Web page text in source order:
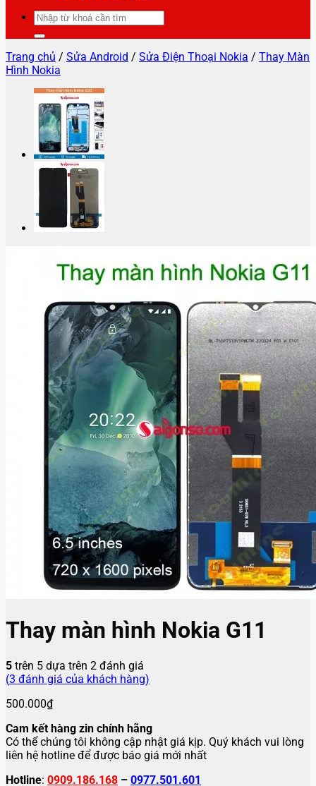
Tìm
kiếm:
Trang chủ / Sửa Android / Sửa Điện Thoại Nokia / Thay Màn
Hình Nokia
Thay màn hình Nokia G11
5 trên 5 dựa trên 2 đánh giá
(3 đánh giá của khách hàng)
500.000₫
Cam kết hàng zin chính hãng
Có thể chúng tôi không cập nhật giá kịp. Quý khách vui lòng
liên hệ hotline để được báo giá mới nhất
Hotline: 0909.186.168 – 0977.501.601